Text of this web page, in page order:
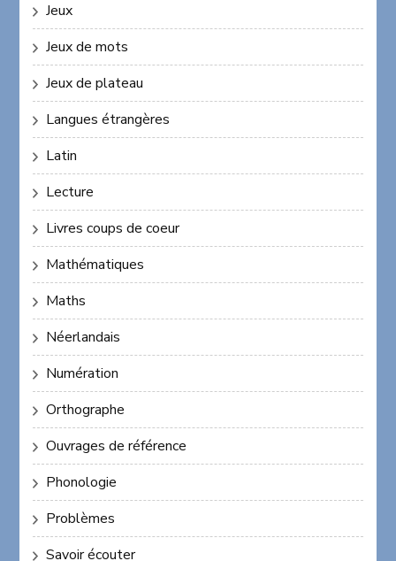
Jeux
Jeux de mots
Jeux de plateau
Langues étrangères
Latin
Lecture
Livres coups de coeur
Mathématiques
Maths
Néerlandais
Numération
Orthographe
Ouvrages de référence
Phonologie
Problèmes
Savoir écouter